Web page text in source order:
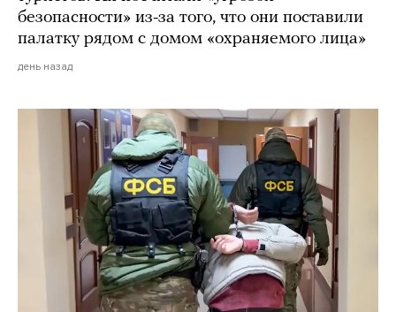
безопасности» из-за того, что они поставили
палатку рядом с домом «охраняемого лица»
день назад